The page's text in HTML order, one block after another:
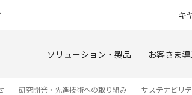
キ
ソリューション・製品 お客さま
研究開発・先進技術への取り組み サステナビリ